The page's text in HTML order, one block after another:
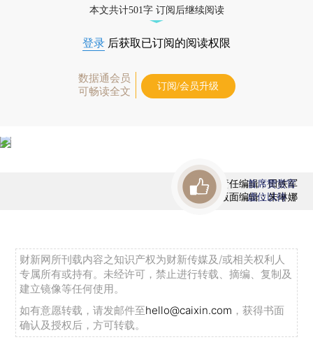
本文共计501字 订阅后继续阅读
登录 后获取已订阅的阅读权限
数据通会员
可畅读全文
订阅/会员升级
责任编辑：田铁军
版面编辑：朱琳娜
首席赞赏官
虚位以待
财新网所刊载内容之知识产权为财新传媒及/或相关权利人
专属所有或持有。未经许可，禁止进行转载、摘编、复制及
建立镜像等任何使用。
如有意愿转载，请发邮件至hello@caixin.com ，获得书面
确认及授权后，方可转载。